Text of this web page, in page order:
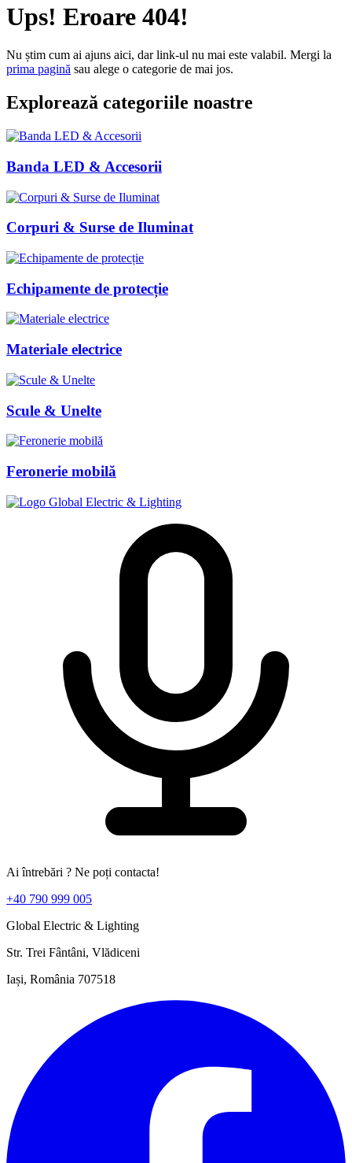
Ups! Eroare 404!
Nu știm cum ai ajuns aici, dar link-ul nu mai este valabil. Mergi la
prima pagină sau alege o categorie de mai jos.
Explorează categoriile noastre
Banda LED & Accesorii
Corpuri & Surse de Iluminat
Echipamente de protecție
Materiale electrice
Scule & Unelte
Feronerie mobilă
Ai întrebări ? Ne poți contacta!
+40 790 999 005
Global Electric & Lighting
Str. Trei Fântâni, Vlădiceni
Iași, România 707518